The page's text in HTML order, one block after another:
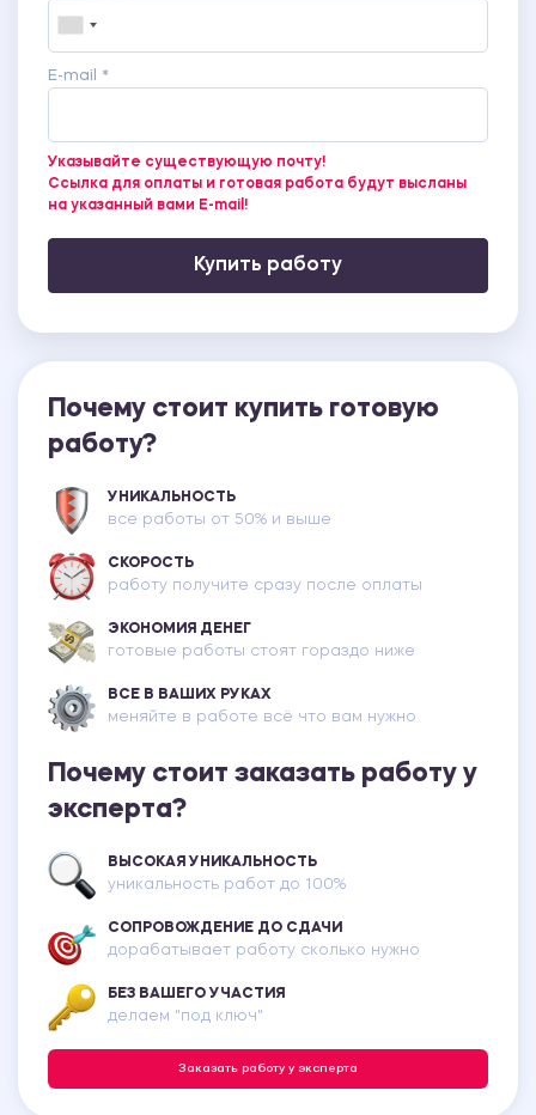
E-mail *
Указывайте существующую почту!
Ссылка для оплаты и готовая работа будут высланы
на указанный вами E-mail!
Купить работу
Почему стоит купить готовую
работу?
УНИКАЛЬНОСТЬ
все работы от 50% и выше
СКОРОСТЬ
работу получите сразу после оплаты
ЭКОНОМИЯ ДЕНЕГ
готовые работы стоят гораздо ниже
ВСЕ В ВАШИХ РУКАХ
меняйте в работе всё что вам нужно
Почему стоит заказать работу у
эксперта?
ВЫСОКАЯ УНИКАЛЬНОСТЬ
уникальность работ до 100%
СОПРОВОЖДЕНИЕ ДО СДАЧИ
дорабатывает работу сколько нужно
БЕЗ ВАШЕГО УЧАСТИЯ
делаем "под ключ"
Заказать работу у эксперта